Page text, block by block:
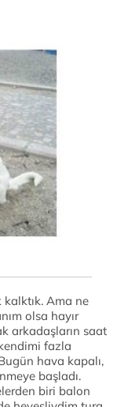
Ama ne
olsa hayır
arkadaşların saat
fazla
hava kapalı,
başladı.
biri balon